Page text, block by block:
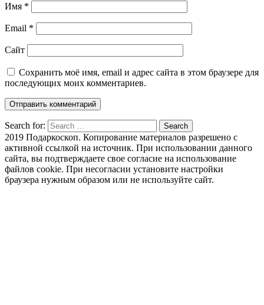
Имя *
Email *
Сайт
Сохранить моё имя, email и адрес сайта в этом браузере для
последующих моих комментариев.
Search for: Search
2019 Подаркоскоп. Копирование материалов разрешено с
активной ссылкой на источник. При использовании данного
сайта, вы подтверждаете свое согласие на использование
файлов cookie. При несогласии установите настройки
браузера нужным образом или не используйте сайт.